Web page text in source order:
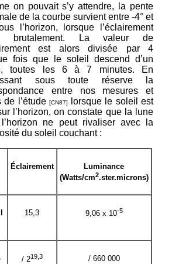
on pouvait s’y attendre, la pente
de la courbe survient entre -4° et
l’horizon, lorsque l’éclairement
brutalement. La valeur de
est alors divisée par 4
fois que le soleil descend d’un
toutes les 6 à 7 minutes. En
sous toute réserve la
entre nos mesures et
de l’étude [CN87]
lorsque le soleil est
l’horizon, on constate que la lune
ne peut rivaliser avec la
du soleil couchant :
Éclairement
Luminance
(Watts/cm2.ster.microns)
15,3 9,06 x 10-5
/ 219,3 / 660 000